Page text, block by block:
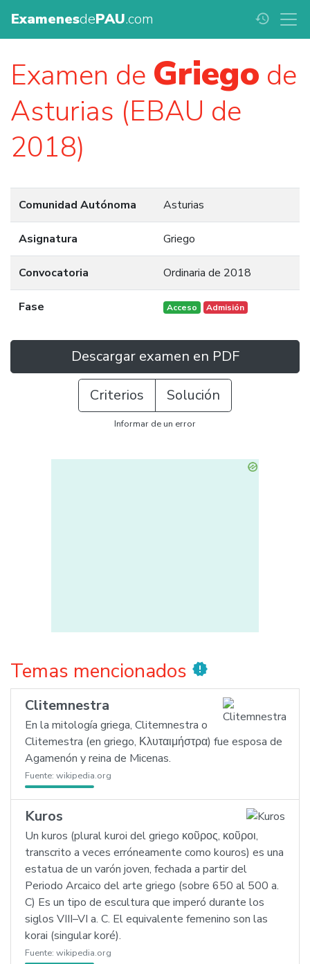
ExamenesdePAU.com history
Examen de Griego de
Asturias (EBAU de
2018)
Comunidad Autónoma Asturias
Asignatura Griego
Convocatoria Ordinaria de 2018
Fase Acceso Admisión
Descargar examen en PDF
Criterios Solución
Informar de un error
Temas mencionados new_releases
Clitemnestra
En la mitología griega, Clitemnestra o
Clitemestra (en griego, Κλυταιμήστρα) fue esposa de
Agamenón y reina de Micenas.
Fuente: wikipedia.org
Kuros
Un kuros (plural kuroi del griego κοῦρος, κοῦροι,
transcrito a veces erróneamente como kouros) es una
estatua de un varón joven, fechada a partir del
Periodo Arcaico del arte griego (sobre 650 al 500 a.
C) Es un tipo de escultura que imperó durante los
siglos VIII–VI a. C. El equivalente femenino son las
korai (singular koré).
Fuente: wikipedia.org